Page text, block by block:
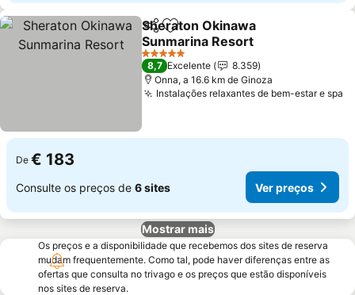
PartilharAdicionar aos favoritos
Sheraton Okinawa
Sunmarina Resort
Ver preços
5 Estrelas
8,7 Excelente
8.359
Onna, a 16.6 km de Ginoza
Instalações relaxantes de bem-estar e spa
De € 183
Consulte os preços de 6 sites Ver preços
Mostrar mais
Os preços e a disponibilidade que recebemos dos sites de reserva
mudam frequentemente. Como tal, pode haver diferenças entre as
ofertas que consulta no trivago e os preços que estão disponíveis
nos sites de reserva.